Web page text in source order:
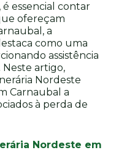
essencial contar
ofereçam
a
como uma
assistência
Neste artigo,
Nordeste
Carnaubal a
à perda de
Nordeste em